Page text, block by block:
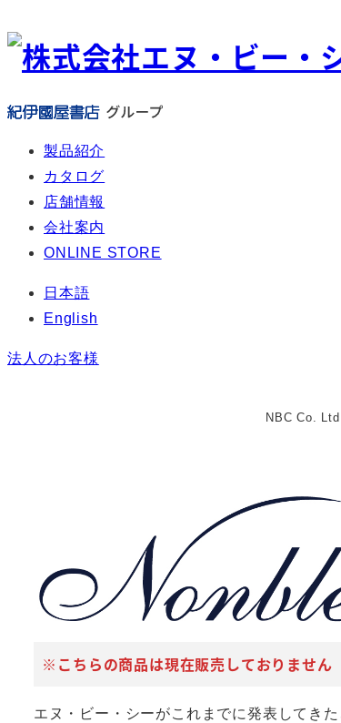
イ
ン
製品紹介
カタログ
店舗情報
会社案内
ONLINE STORE
日本語
English
法人のお客様
NBC Co. Ltd.
※こちらの商品は現在販売しておりません
エヌ・ビー・シーがこれまでに発表してき